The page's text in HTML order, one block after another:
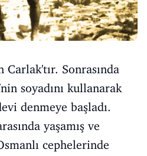
Carlak'tır. Sonrasında
soyadını kullanarak
denmeye başladı.
yaşamış ve
cephelerinde